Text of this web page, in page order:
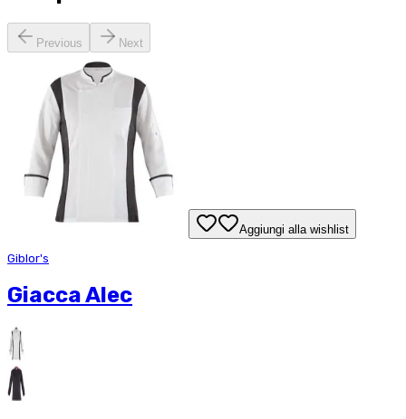
Previous Next
Aggiungi alla wishlist
Giblor's
Giacca Alec